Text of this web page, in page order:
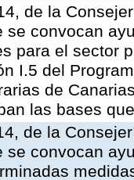
de la
se convocan
para el sector
I.5 del
de
las bases
de la
se convocan